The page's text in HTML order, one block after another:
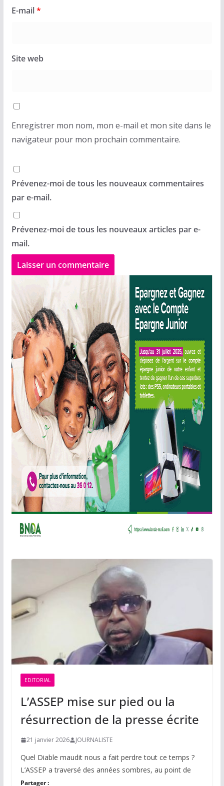
E-mail*
Site web
Enregistrer mon nom, mon e-mail et mon site dans le
navigateur pour mon prochain commentaire.
Prévenez-moi de tous les nouveaux commentaires
par e-mail.
Prévenez-moi de tous les nouveaux articles par e-
mail.
EDITORIAL
L’ASSEP mise sur pied ou la
résurrection de la presse écrite
21 janvier 2026 JOURNALISTE
Quel Diable maudit nous a fait perdre tout ce temps ?
L’ASSEP a traversé des années sombres, au point de
Partager :